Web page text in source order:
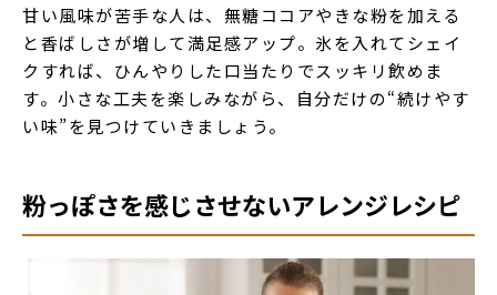
甘い風味が苦手な人は、無糖ココアやきな粉を加える
と香ばしさが増して満足感アップ。氷を入れてシェイ
クすれば、ひんやりした口当たりでスッキリ飲めま
す。小さな工夫を楽しみながら、自分だけの“続けやす
い味”を見つけていきましょう。
粉っぽさを感じさせないアレンジレシピ